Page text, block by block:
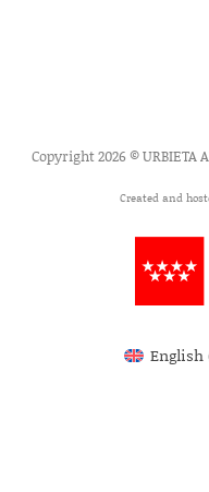
Copyright 2026 © URBIETA
Created and
English